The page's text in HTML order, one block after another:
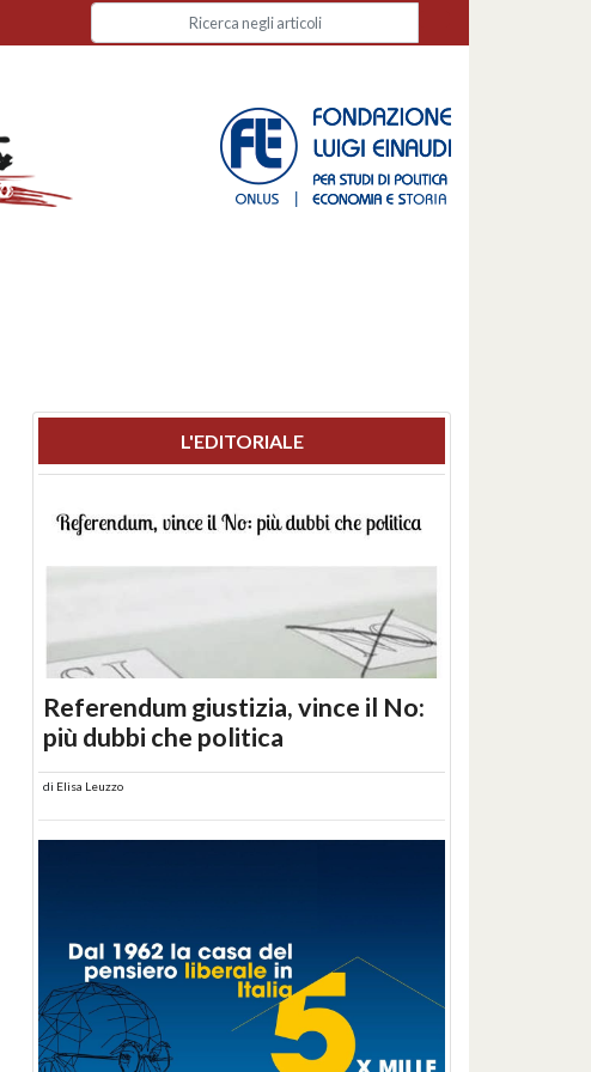
L'EDITORIALE
Referendum giustizia, vince il No:
più dubbi che politica
di Elisa Leuzzo